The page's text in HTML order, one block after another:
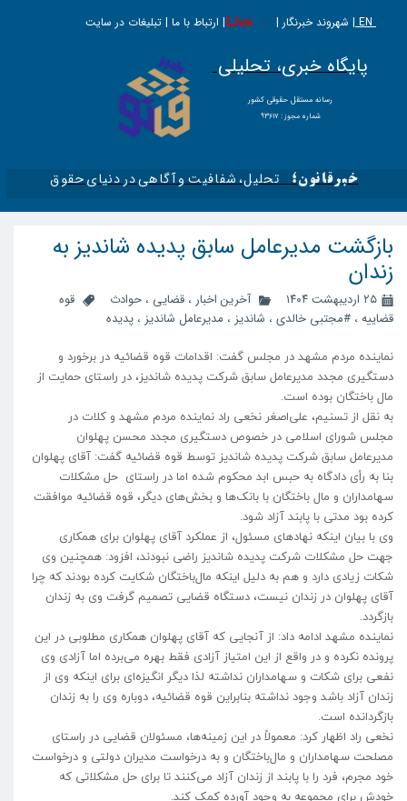
EN | شهروند خبرنگار | | ارتباط با ما | تبلیغات در سایت
Live
پایگاه خبری، تحلیلی
​​​​رسانه مستقل حقوقی کشور
شماره مجوز : ۹۳۶۱۷
خبرقانون؛ تحلیل، شفافیت و آگاهی در دنیای حقوق​​​​​​​
بازگشت مدیرعامل سابق پدیده شاندیز به
زندان
۲۵ اردیبهشت ۱۴۰۴ آخرین اخبار ، قضایی ، حوادث
قوه
قضاییه ، #مجتبی خالدی ، شاندیز ، مدیرعامل شاندیز ، پدیده
نماینده مردم مشهد در مجلس گفت: اقدامات قوه قضائیه در برخورد و
دستگیری مجدد مدیرعامل سابق شرکت پدیده شاندیز، در راستای حمایت از
مال باختگان بوده است.
به نقل از تسنیم، علی‌اصغر نخعی راد نماینده مردم مشهد و کلات در
مجلس شورای اسلامی در خصوص دستگیری مجدد محسن پهلوان
مدیرعامل سابق شرکت پدیده شاندیز توسط قوه قضائیه گفت: آقای پهلوان
بنا به رأی دادگاه به حبس ابد محکوم شده اما در راستای حل مشکلات
سهامداران و مال باختگان با بانک‌ها و بخش‌های دیگر، قوه قضائیه موافقت
کرده بود مدتی با پابند آزاد شود.
وی با بیان اینکه نهادهای مسئول، از عملکرد آقای پهلوان برای همکاری
جهت حل مشکلات شرکت پدیده شاندیز راضی نبودند، افزود: همچنین وی
شکات زیادی دارد و هم به دلیل اینکه مال‌باختگان شکایت کرده بودند که چرا
آقای پهلوان در زندان نیست، دستگاه قضایی تصمیم گرفت وی به زندان
بازگردد.
نماینده مشهد ادامه داد: از آنجایی که آقای پهلوان همکاری مطلوبی در این
پرونده نکرده و در واقع از این امتیاز آزادی فقط بهره می‌برده اما آزادی وی
نفعی برای شکات و سهامداران نداشته لذا دیگر انگیزه‌ای برای اینکه وی از
زندان آزاد باشد وجود نداشته بنابراین قوه قضائیه، دوباره وی را به زندان
بازگردانده است.
نخعی راد اظهار کرد: معمولاً در این زمینه‌ها، مسئولان قضایی در راستای
مصلحت سهامداران و مال‌باختگان و به درخواست مدیران دولتی و درخواست
خود مجرم، فرد را با پابند از زندان آزاد می‌کنند تا برای حل مشکلاتی که
خودش برای مجموعه به وجود آورده کمک کند.